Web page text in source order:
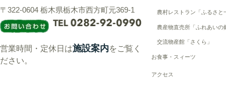
〒322-0604 栃木県栃木市西方町元369-1
営業時間・定休日は施設案内をご覧く
ださい。
農村レストラン「ふるさと
農産物直売所「ふれあいの
交流物産館「さくら」
お食事・スィーツ
アクセス